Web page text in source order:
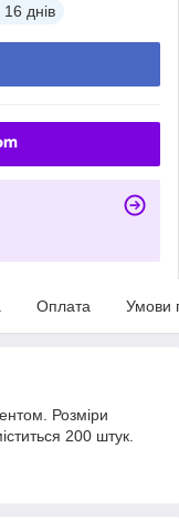
16 днів
Оплата Умови
Розміри
200 штук.